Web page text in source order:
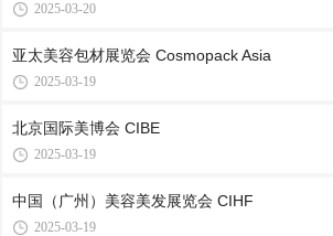
2025-03-20
亚太美容包材展览会 Cosmopack Asia
2025-03-19
北京国际美博会 CIBE
2025-03-19
中国（广州）美容美发展览会 CIHF
2025-03-19